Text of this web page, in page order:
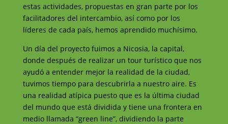
estas actividades, propuestas en gran parte por los
facilitadores del intercambio, así como por los
líderes de cada país, hemos aprendido muchísimo.
Un día del proyecto fuimos a Nicosia, la capital,
donde después de realizar un tour turístico que nos
ayudó a entender mejor la realidad de la ciudad,
tuvimos tiempo para descubrirla a nuestro aire. Es
una realidad atípica puesto que es la última ciudad
del mundo que está dividida y tiene una frontera en
medio llamada “green line”, dividiendo la parte